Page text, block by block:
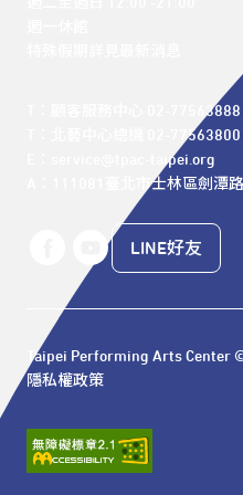
T：顧客服務中心 02-77563888
T：北藝中心總機 02-77563800
E：service@tpac-taipei.org
A：111081臺北市士林區劍潭
LINE好友
Taipei Performing Arts Center
隱私權政策